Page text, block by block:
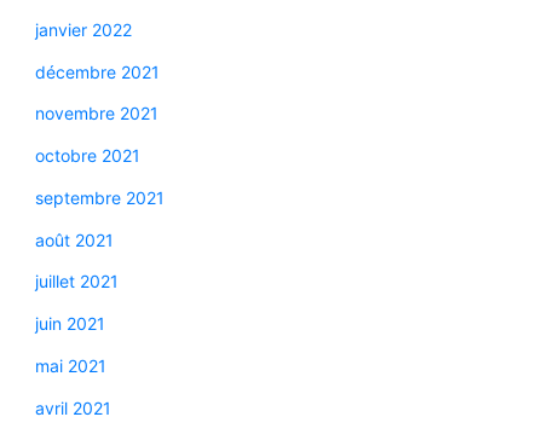
janvier 2022
décembre 2021
novembre 2021
octobre 2021
septembre 2021
août 2021
juillet 2021
juin 2021
mai 2021
avril 2021